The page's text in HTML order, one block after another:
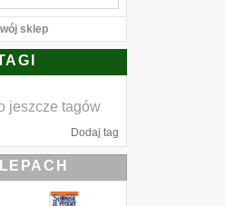
sklep
jeszcze tagów
Dodaj tag